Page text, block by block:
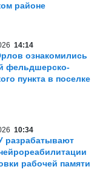
районе
14:14
ознакомились
фельдшерско-
пункта в поселке
10:34
разрабатывают
рабочей памяти